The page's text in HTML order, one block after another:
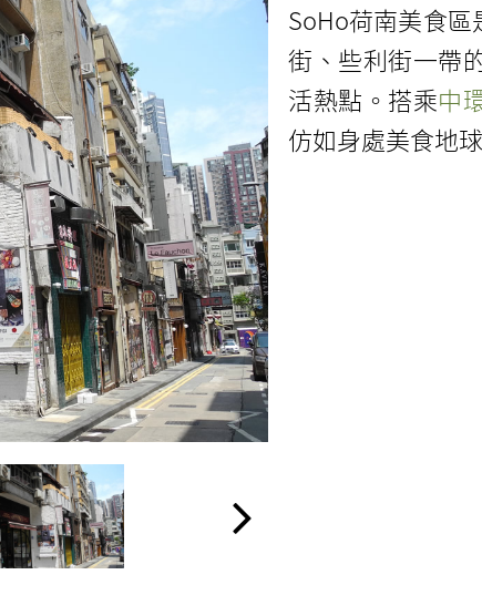
SoHo荷南美食
街、些利街一帶
活熱點。搭乘中
仿如身處美食地